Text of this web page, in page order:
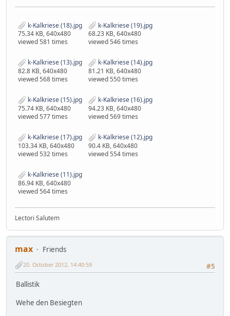
k-Kalkriese (18).jpg
75.34 KB, 640x480
viewed 581 times
k-Kalkriese (19).jpg
68.23 KB, 640x480
viewed 546 times
k-Kalkriese (13).jpg
82.8 KB, 640x480
viewed 568 times
k-Kalkriese (14).jpg
81.21 KB, 640x480
viewed 550 times
k-Kalkriese (15).jpg
75.74 KB, 640x480
viewed 577 times
k-Kalkriese (16).jpg
94.23 KB, 640x480
viewed 569 times
k-Kalkriese (17).jpg
103.34 KB, 640x480
viewed 532 times
k-Kalkriese (12).jpg
90.4 KB, 640x480
viewed 554 times
k-Kalkriese (11).jpg
86.94 KB, 640x480
viewed 564 times
Lectori Salutem
max
Friends
#5
20. October 2012, 14:40:59
Ballistik
Wehe den Besiegten